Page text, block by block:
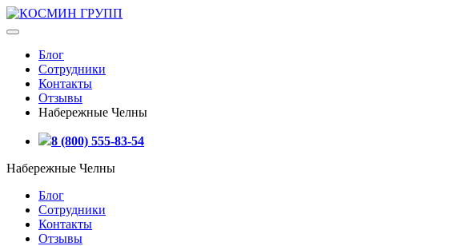
Блог
Сотрудники
Контакты
Отзывы
Набережные Челны
8 (800) 555-83-54
Набережные Челны
Блог
Сотрудники
Контакты
Отзывы